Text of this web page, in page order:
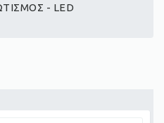
- LED